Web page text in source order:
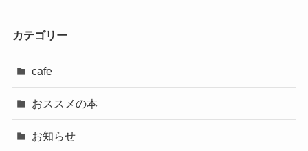
カテゴリー
cafe
おススメの本
お知らせ